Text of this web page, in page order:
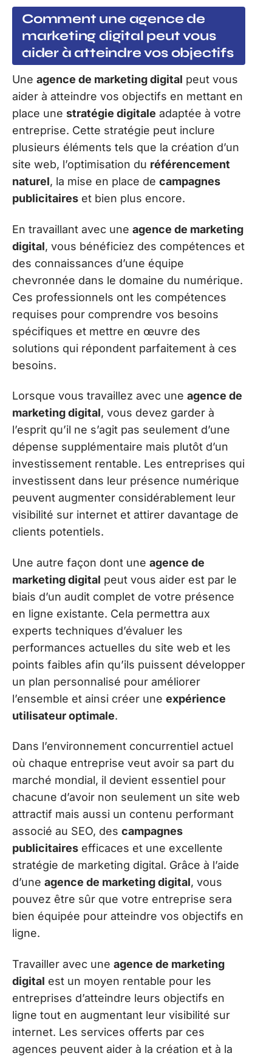
Comment une agence de
marketing digital peut vous
aider à atteindre vos objectifs
Une agence de marketing digital peut vous
aider à atteindre vos objectifs en mettant en
place une stratégie digitale adaptée à votre
entreprise. Cette stratégie peut inclure
plusieurs éléments tels que la création d’un
site web, l’optimisation du référencement
naturel, la mise en place de campagnes
publicitaires et bien plus encore.
En travaillant avec une agence de marketing
digital, vous bénéficiez des compétences et
des connaissances d’une équipe
chevronnée dans le domaine du numérique.
Ces professionnels ont les compétences
requises pour comprendre vos besoins
spécifiques et mettre en œuvre des
solutions qui répondent parfaitement à ces
besoins.
Lorsque vous travaillez avec une agence de
marketing digital, vous devez garder à
l’esprit qu’il ne s’agit pas seulement d’une
dépense supplémentaire mais plutôt d’un
investissement rentable. Les entreprises qui
investissent dans leur présence numérique
peuvent augmenter considérablement leur
visibilité sur internet et attirer davantage de
clients potentiels.
Une autre façon dont une agence de
marketing digital peut vous aider est par le
biais d’un audit complet de votre présence
en ligne existante. Cela permettra aux
experts techniques d’évaluer les
performances actuelles du site web et les
points faibles afin qu’ils puissent développer
un plan personnalisé pour améliorer
l’ensemble et ainsi créer une expérience
utilisateur optimale.
Dans l’environnement concurrentiel actuel
où chaque entreprise veut avoir sa part du
marché mondial, il devient essentiel pour
chacune d’avoir non seulement un site web
attractif mais aussi un contenu performant
associé au SEO, des campagnes
publicitaires efficaces et une excellente
stratégie de marketing digital. Grâce à l’aide
d’une agence de marketing digital, vous
pouvez être sûr que votre entreprise sera
bien équipée pour atteindre vos objectifs en
ligne.
Travailler avec une agence de marketing
digital est un moyen rentable pour les
entreprises d’atteindre leurs objectifs en
ligne tout en augmentant leur visibilité sur
internet. Les services offerts par ces
agences peuvent aider à la création et à la